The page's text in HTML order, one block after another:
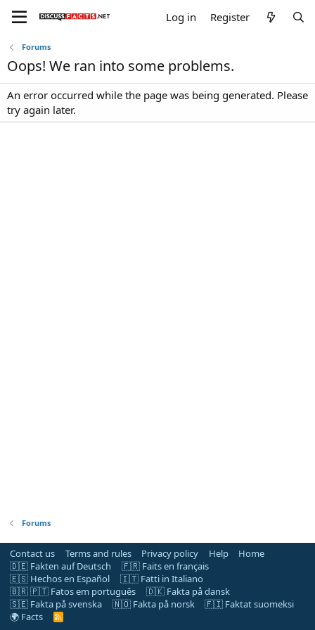
Log in Register
Forums
Oops! We ran into some problems.
An error occurred while the page was being generated. Please
try again later.
Forums
Contact us Terms and rules Privacy policy Help
Home
🇩🇪 Fakten auf Deutsch
🇫🇷 Faits en français
🇪🇸 Hechos en Español
🇮🇹 Fatti in Italiano
🇧🇷 🇵🇹 Fatos em português
🇩🇰 Fakta på dansk
🇸🇪 Fakta på svenska
🇳🇴 Fakta på norsk
🇫🇮 Faktat suomeksi
🌍 Facts
R